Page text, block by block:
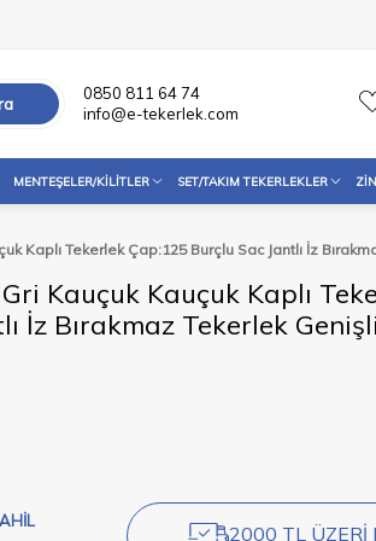
0850 811 64 74
info@e-tekerlek.com
MENTEŞELER/KILITLER SET/TAKIM TEKERLEKLER
Kaplı Tekerlek Çap:125 Burçlu Sac Jantlı İz
Kauçuk Kauçuk Kaplı
İz Bırakmaz Tekerlek
2000 TL ÜZERİ